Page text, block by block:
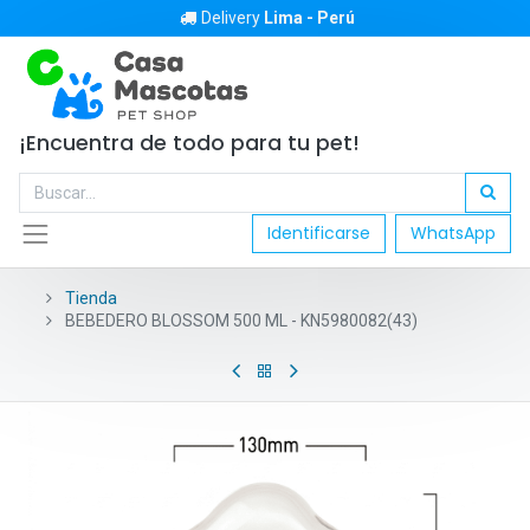
Delivery Lima - Perú
¡Encuentra de todo para tu pet!
Identificarse WhatsApp
Tienda
BEBEDERO BLOSSOM 500 ML - KN5980082(43)